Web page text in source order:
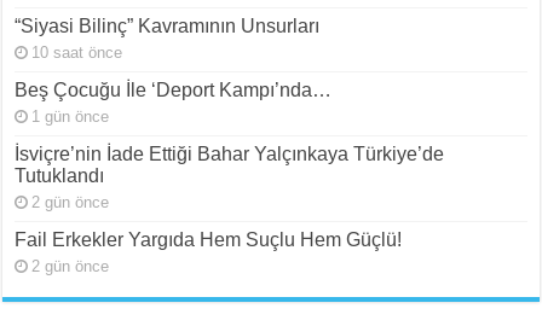
“Siyasi Bilinç” Kavramının Unsurları
10 saat önce
Beş Çocuğu İle ‘Deport Kampı’nda…
1 gün önce
İsviçre’nin İade Ettiği Bahar Yalçınkaya Türkiye’de
Tutuklandı
2 gün önce
Fail Erkekler Yargıda Hem Suçlu Hem Güçlü!
2 gün önce